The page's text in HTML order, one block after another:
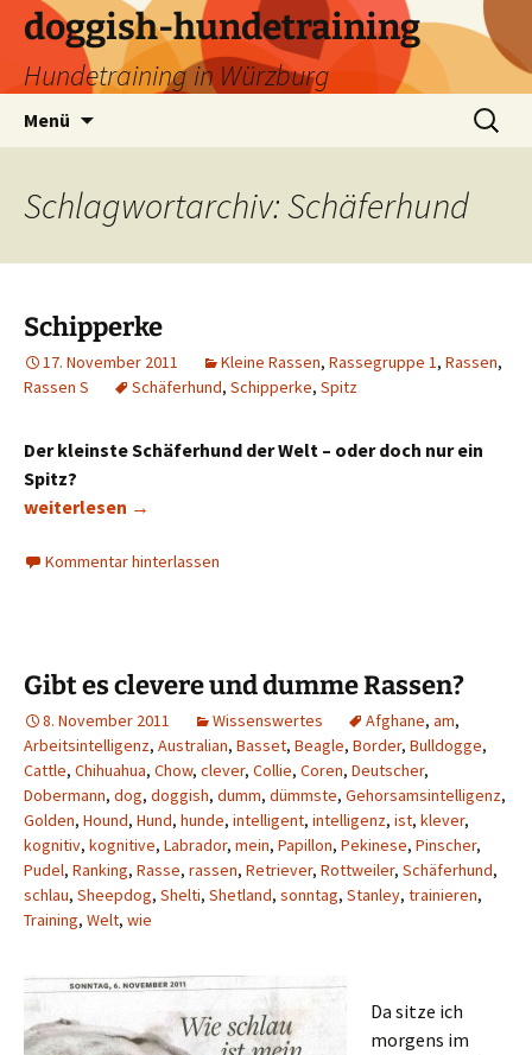
Zum
Inhalt
springen
doggish-hundetraining
Hundetraining in Würzburg
Menü
Suchen
nach:
Schlagwortarchiv: Schäferhund
Schipperke
17. November 2011 Kleine Rassen, Rassegruppe 1, Rassen,
Rassen S
Schäferhund, Schipperke, Spitz
Der kleinste Schäferhund der Welt – oder doch nur ein
Spitz?
Schipperke
weiterlesen →
Kommentar hinterlassen
Gibt es clevere und dumme Rassen?
8. November 2011 Wissenswertes Afghane, am,
Arbeitsintelligenz, Australian, Basset, Beagle, Border, Bulldogge,
Cattle, Chihuahua, Chow, clever, Collie, Coren, Deutscher,
Dobermann, dog, doggish, dumm, dümmste, Gehorsamsintelligenz,
Golden, Hound, Hund, hunde, intelligent, intelligenz, ist, klever,
kognitiv, kognitive, Labrador, mein, Papillon, Pekinese, Pinscher,
Pudel, Ranking, Rasse, rassen, Retriever, Rottweiler, Schäferhund,
schlau, Sheepdog, Shelti, Shetland, sonntag, Stanley, trainieren,
Training, Welt, wie
Da sitze ich
morgens im